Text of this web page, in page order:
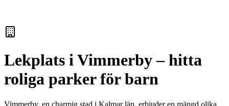
Lekplats i Vimmerby – hitta
roliga parker för barn
Vimmerby, en charmig stad i Kalmar län, erbjuder en mängd olika